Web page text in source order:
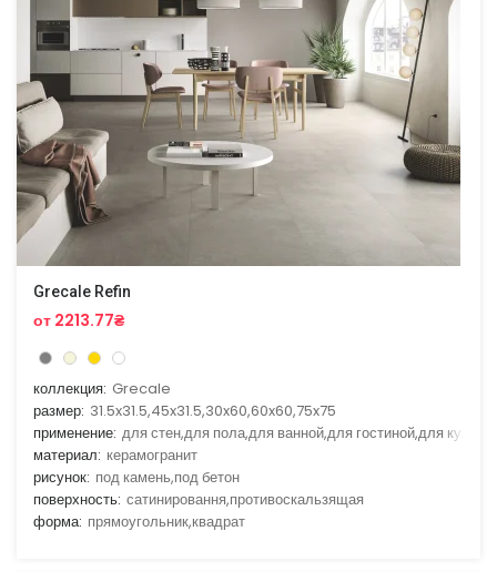
Grecale Refin
от 2213.77₴
коллекция: Grecale
размер: 31.5x31.5,45x31.5,30x60,60x60,75x75
применение: для стен,для пола,для ванной,для гостиной,для кухни
материал: керамогранит
рисунок: под камень,под бетон
поверхность: сатинировання,противоскальзящая
форма: прямоугольник,квадрат